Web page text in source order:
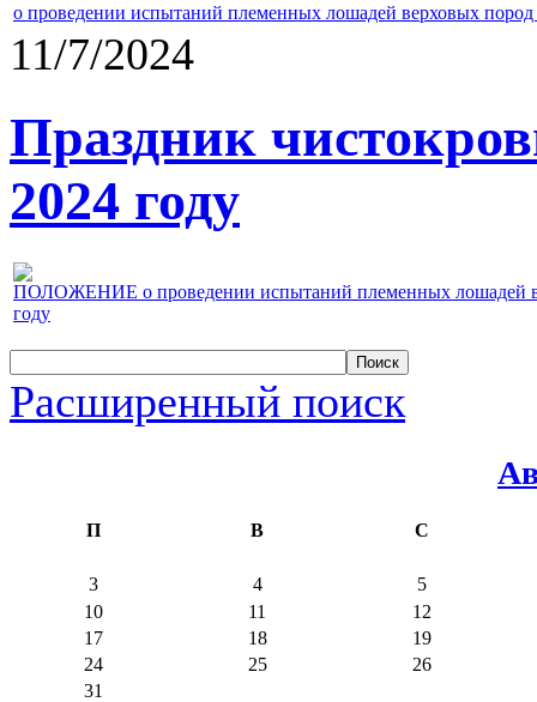
о проведении испытаний племенных лошадей верховых
11/7/2024
Праздник
2024 году
ПОЛОЖЕНИЕ о проведении испытаний племенных лошадей
году
Расширенный поиск
П В С
3 4
5
10
11
12
17
18
19
24
25
26
31